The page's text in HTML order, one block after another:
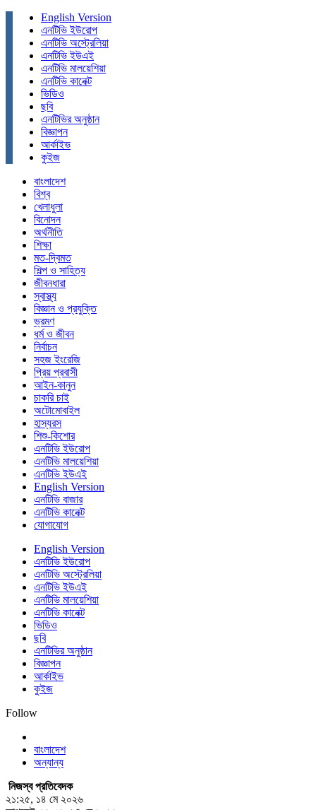
English Version
এনটিভি ইউরোপ
এনটিভি অস্ট্রেলিয়া
এনটিভি ইউএই
এনটিভি মালয়েশিয়া
এনটিভি কানেক্ট
ভিডিও
ছবি
এনটিভির অনুষ্ঠান
বিজ্ঞাপন
আর্কাইভ
কুইজ
বাংলাদেশ
বিশ্ব
খেলাধুলা
বিনোদন
অর্থনীতি
শিক্ষা
মত-দ্বিমত
শিল্প ও সাহিত্য
জীবনধারা
স্বাস্থ্য
বিজ্ঞান ও প্রযুক্তি
ভ্রমণ
ধর্ম ও জীবন
নির্বাচন
সহজ ইংরেজি
প্রিয় প্রবাসী
আইন-কানুন
চাকরি চাই
অটোমোবাইল
হাস্যরস
শিশু-কিশোর
এনটিভি ইউরোপ
এনটিভি মালয়েশিয়া
এনটিভি ইউএই
English Version
এনটিভি বাজার
এনটিভি কানেক্ট
যোগাযোগ
English Version
এনটিভি ইউরোপ
এনটিভি অস্ট্রেলিয়া
এনটিভি ইউএই
এনটিভি মালয়েশিয়া
এনটিভি কানেক্ট
ভিডিও
ছবি
এনটিভির অনুষ্ঠান
বিজ্ঞাপন
আর্কাইভ
কুইজ
Follow
বাংলাদেশ
অন্যান্য
নিজস্ব প্রতিবেদক
২১:২৫, ১৪ মে ২০২৬